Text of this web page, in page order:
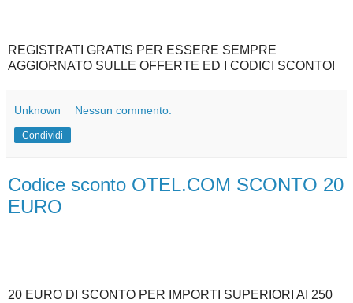
REGISTRATI GRATIS PER ESSERE SEMPRE
AGGIORNATO SULLE OFFERTE ED I CODICI SCONTO!
Unknown Nessun commento:
Condividi
Codice sconto OTEL.COM SCONTO 20
EURO
20 EURO DI SCONTO PER IMPORTI SUPERIORI AI 250